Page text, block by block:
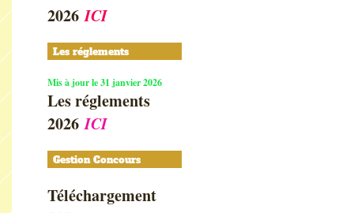
2026ICI
Les réglements
Mis à jour le 31 janvier 2026
Les réglements
2026ICI
Gestion Concours
Téléchargement